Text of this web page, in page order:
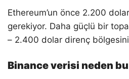
Ethereum’un önce 2.200
gerekiyor. Daha güçlü bir
– 2.400 dolar direnç
Binance verisi neden